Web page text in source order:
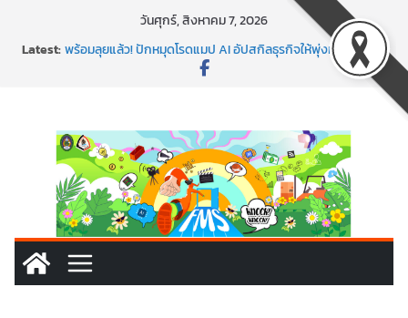
วันศุกร์, สิงหาคม 7, 2026
Latest:พร้อมลุยแล้ว! ปักหมุดโรดแมป AI อัปสกิลธุรกิจให้พุ่งทะยาน
พาธุรกิจท้องถิ่นสู่ตลาดโลก ด้วยเทคโนโลยี AI!
นอกจากเทคโนโลยีจะล้ำ หัวใจคนทำธุรกิจก็ต้องสตรอง!